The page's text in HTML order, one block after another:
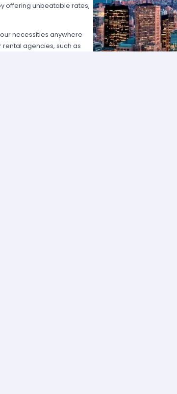
offering unbeatable rates,
necessities anywhere
rental agencies, such as